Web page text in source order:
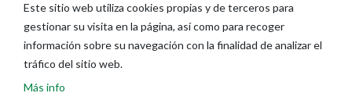
Educación
Igualdad y LGTBI
Juventud
Medio ambiente y salud
Movilidad y transporte
Este sitio web utiliza cookies propias y de terceros para
gestionar su visita en la página, así como para recoger
información sobre su navegación con la finalidad de analizar el
tráfico del sitio web.
Más info